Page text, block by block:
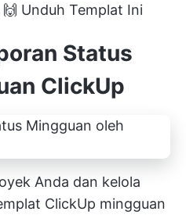
Unduh Templat Ini
Status
ClickUp
Anda dan kelola
ClickUp mingguan